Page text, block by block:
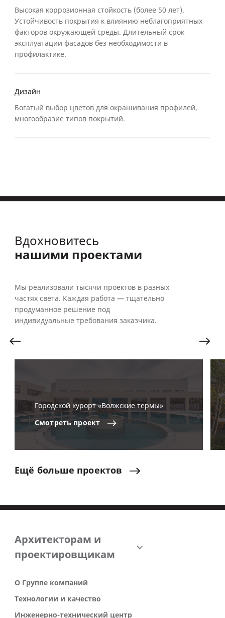
Высокая коррозионная стойкость (более 50 лет).
Устойчивость покрытия к влиянию неблагоприятных
факторов окружающей среды. Длительный срок
эксплуатации фасадов без необходимости в
профилактике.
Дизайн
Богатый выбор цветов для окрашивания профилей,
многообразие типов покрытий.
Вдохновитесь
нашими проектами
Мы реализовали тысячи проектов в разных
частях света. Каждая работа — тщательно
продуманное решение под
индивидуальные требования заказчика.
Городской курорт «Волжские термы»
Смотреть проект
Ещё больше проектов
Архитекторам и
проектировщикам
О Группе компаний
Технологии и качество
Инженерно-технический центр